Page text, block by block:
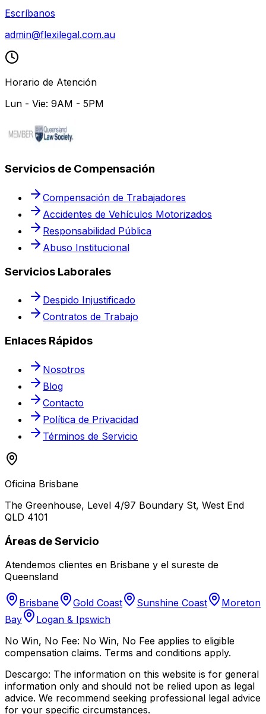
Escríbanos
admin@flexilegal.com.au
Horario de Atención
Lun - Vie: 9AM - 5PM
Servicios de Compensación
Compensación de Trabajadores
Accidentes de Vehículos Motorizados
Responsabilidad Pública
Abuso Institucional
Servicios Laborales
Despido Injustificado
Contratos de Trabajo
Enlaces Rápidos
Nosotros
Blog
Contacto
Política de Privacidad
Términos de Servicio
Oficina Brisbane
The Greenhouse, Level 4/97 Boundary St, West End
QLD 4101
Áreas de Servicio
Atendemos clientes en Brisbane y el sureste de
Queensland
Brisbane Gold Coast Sunshine Coast
Moreton
Bay
Logan & Ipswich
No Win, No Fee: No Win, No Fee applies to eligible
compensation claims. Terms and conditions apply.
Descargo: The information on this website is for general
information only and should not be relied upon as legal
advice. We recommend seeking professional legal advice
for your specific circumstances.